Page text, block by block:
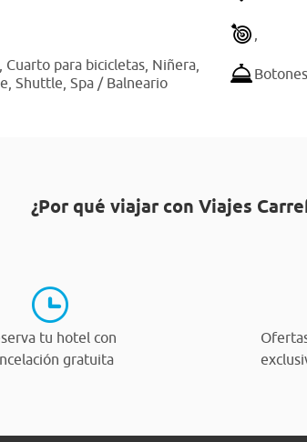
Cuarto para bicicletas, Niñera,
Shuttle, Spa / Balneario
Botones,
¿Por qué viajar con Viajes
tu hotel con
gratuita